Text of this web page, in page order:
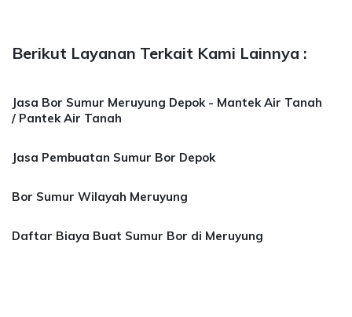
Berikut Layanan Terkait Kami Lainnya :
Jasa Bor Sumur Meruyung Depok - Mantek Air Tanah
/ Pantek Air Tanah
Jasa Pembuatan Sumur Bor Depok
Bor Sumur Wilayah Meruyung
Daftar Biaya Buat Sumur Bor di Meruyung